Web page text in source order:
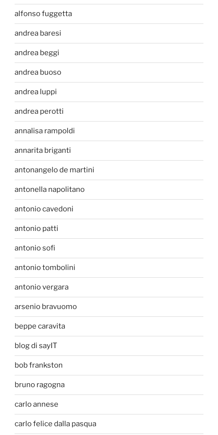
alfonso fuggetta
andrea baresi
andrea beggi
andrea buoso
andrea luppi
andrea perotti
annalisa rampoldi
annarita briganti
antonangelo de martini
antonella napolitano
antonio cavedoni
antonio patti
antonio sofi
antonio tombolini
antonio vergara
arsenio bravuomo
beppe caravita
blog di sayIT
bob frankston
bruno ragogna
carlo annese
carlo felice dalla pasqua